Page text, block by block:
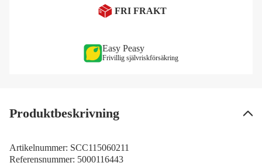
FRI FRAKT
Easy Peasy
Frivillig självriskförsäkring
Produktbeskrivning
Artikelnummer: SCC115060211
Referensnummer: 5000116443